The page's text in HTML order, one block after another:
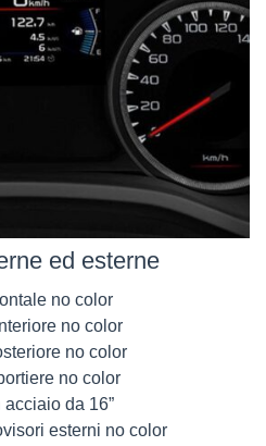
ed esterne
no color
no color
no color
no color
da 16”
esterni no color